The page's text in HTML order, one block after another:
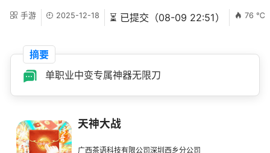
手游 2025-12-18 ⏳ 已提交（08-09 22:51） 76 ℃
摘要
单职业中变专属神器无限刀
天神大战
广西茶语科技有限公司深圳西乡分公司